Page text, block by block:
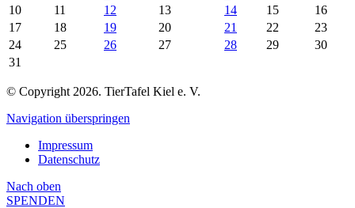
10
11 12 13 14 15
16
17
18 19 20 21 22
23
24
25 26 27 28 29
30
31
© Copyright 2026. TierTafel Kiel e. V.
Navigation überspringen
Impressum
Datenschutz
Nach oben
SPENDEN